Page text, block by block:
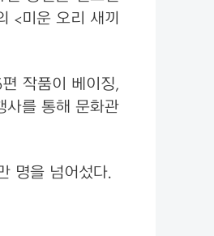
<미운 오리 새끼
작품이 베이징,
사를 통해 문화관
명을 넘어섰다.